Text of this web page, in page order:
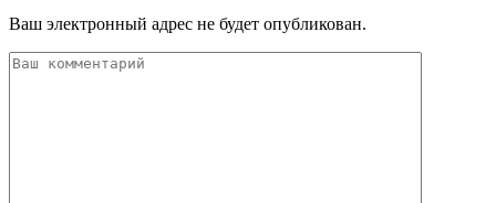
Ваш электронный адрес не будет опубликован.